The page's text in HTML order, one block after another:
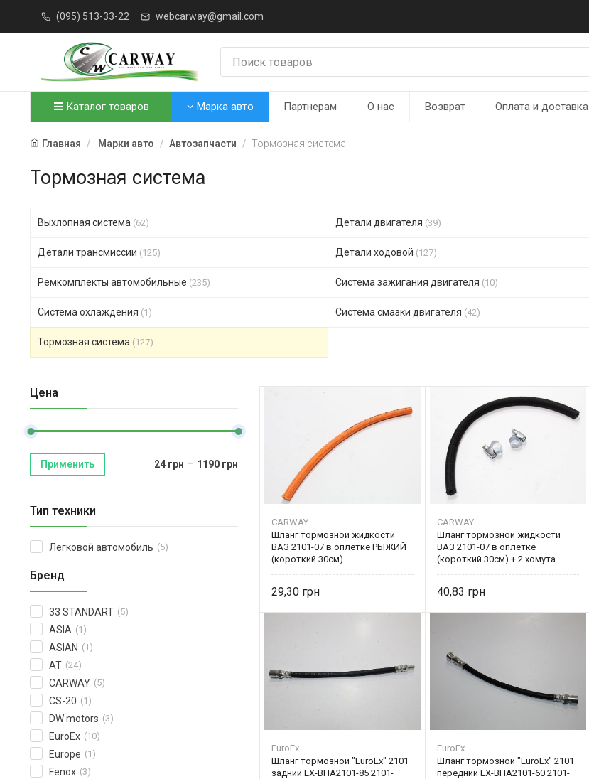
(095) 513-33-22 webcarway@gmail.com
Каталог товаров Марка авто Партнерам О нас Возврат Оплата и доставка
Главная Марки авто Автозапчасти Тормозная система
Тормозная система
Выхлопная система (62) Детали двигателя (39)
Детали трансмиссии (125) Детали ходовой (127)
Ремкомплекты автомобильные (235) Система зажигания двигателя (10)
Система охлаждения (1) Система смазки двигателя (42)
Тормозная система (127)
Цена
Применить 24грн – 1190грн
Тип техники
Легковой автомобиль (5)
Бренд
33 STANDART (5)
ASIA (1)
ASIAN (1)
AT (24)
CARWAY (5)
CS-20 (1)
DW motors (3)
EuroEx (10)
Europe (1)
Fenox (3)
CARWAY
Шланг тормозной жидкости
ВАЗ 2101-07 в оплетке РЫЖИЙ
(короткий 30см)
29,30
CARWAY
Шланг тормозной жидкости
ВАЗ 2101-07 в оплетке
(короткий 30см) + 2 хомута
40,83
EuroEx
Шланг тормозной "EuroEx" 2101
задний EX-BHA2101-85 2101-
EuroEx
Шланг тормозной "EuroEx" 2101
передний EX-BHA2101-60 2101-